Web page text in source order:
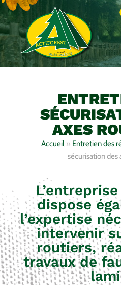
AXES
Accueil » Entretien des
sécurisation des
dispose
l’expertise
intervenir
routiers,
travaux de